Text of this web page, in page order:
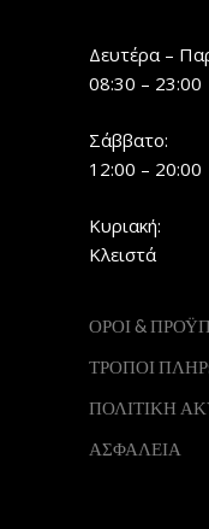
Δευτέρα –
08:30 – 23:00
Σάββατο:
12:00 – 20:00
Κυριακή:
Κλειστά
ΟΡΟΙ &
ΤΡΟΠΟΙ
ΠΟΛΙΤΙΚΗ
ΑΣΦΑΛΕΙΑ